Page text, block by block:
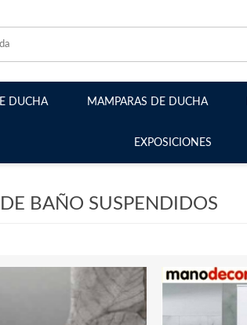
DUCHA MAMPARAS DE DUCHA
Mamparas Plegables
Mamparas Semicirculares
Mamparas Walk-in fijos
EXPOSICIONES
BAÑO SUSPENDIDOS